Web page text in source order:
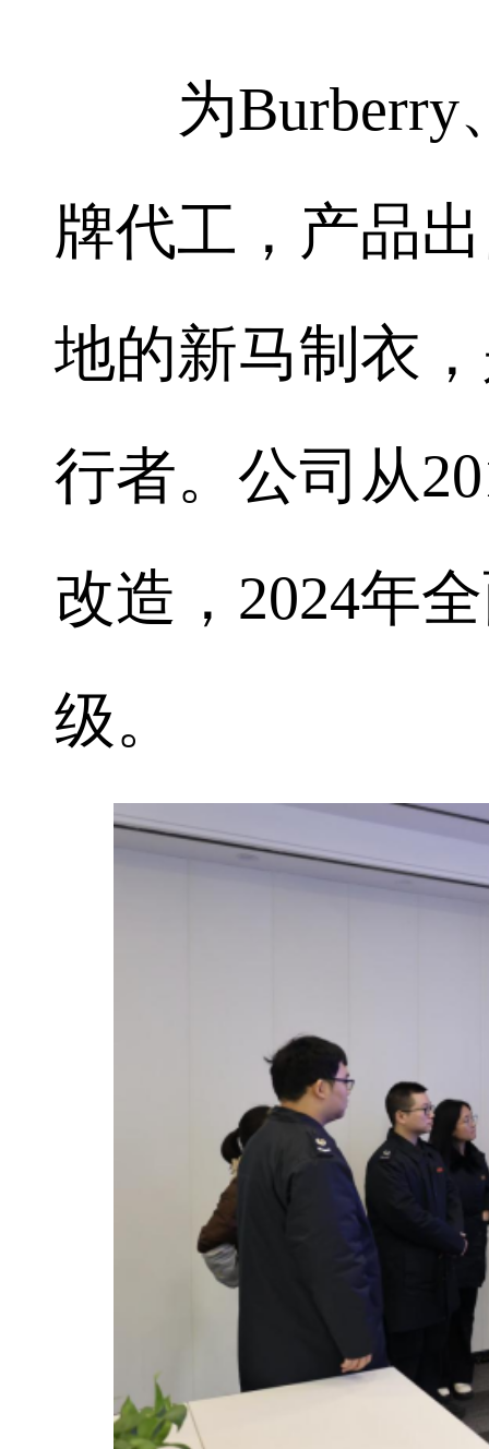
为Burberry
牌代工，产品
地的新马制衣
行者。公司从
改造，2024年
级。